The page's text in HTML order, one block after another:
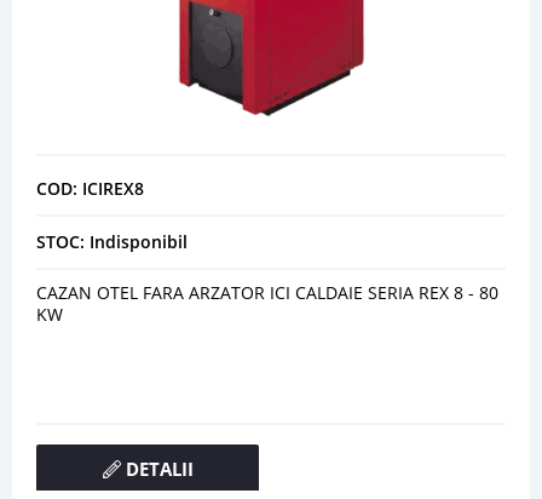
COD: ICIREX8
STOC: Indisponibil
CAZAN OTEL FARA ARZATOR ICI CALDAIE SERIA REX 8 - 80
KW
DETALII